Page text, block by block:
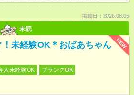
掲載日：2026.08.05
未読
NEW
未経験OK＊おばあちゃん
人未経験OK
ブランクOK